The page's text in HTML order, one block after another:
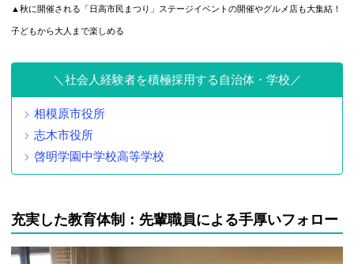
▲秋に開催される「日高市民まつり」ステージイベントの開催やグルメ店も大集結！
子どもから大人まで楽しめる
社会人経験者を積極採用する自治体・学校
相模原市役所
志木市役所
啓明学園中学校高等学校
充実した教育体制：先輩職員による手厚いフォロー